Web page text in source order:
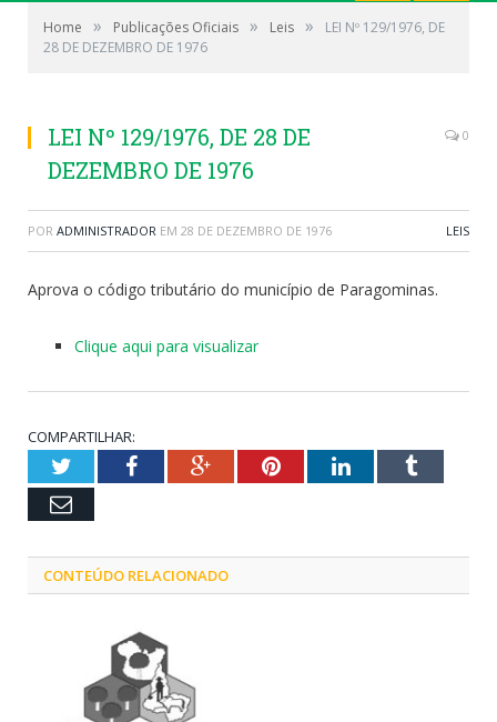
Home » Publicações Oficiais » Leis »
LEI Nº 129/1976, DE
28 DE DEZEMBRO DE 1976
LEI Nº 129/1976, DE 28 DE
DEZEMBRO DE 1976
0
POR ADMINISTRADOR EM 28 DE DEZEMBRO DE 1976 LEIS
Aprova o código tributário do município de Paragominas.
Clique aqui para visualizar
COMPARTILHAR:
TwitterFacebookGoogle+PinterestLinkedInTumblr
Email
CONTEÚDO RELACIONADO